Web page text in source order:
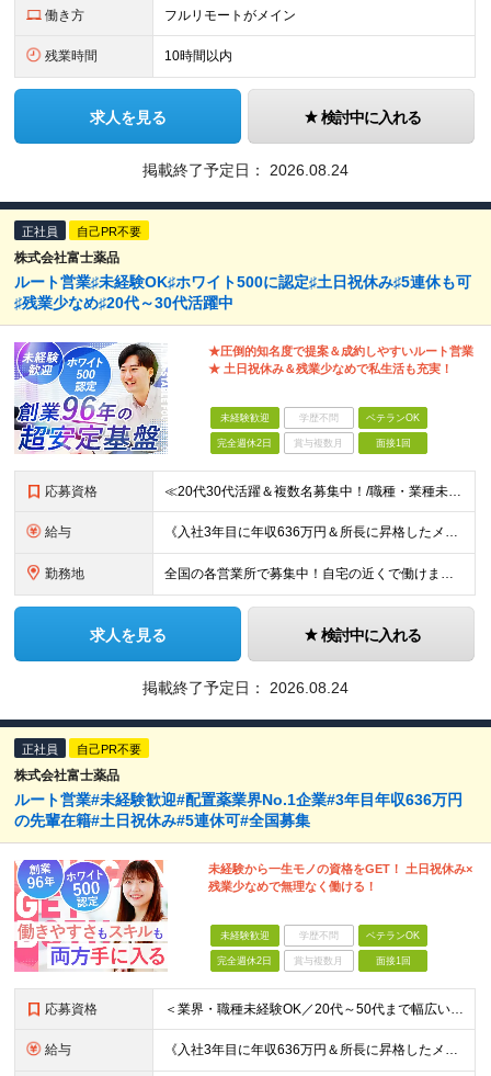
働き方 フルリモートがメイン
残業時間 10時間以内
求人を見る 検討中に入れる
掲載終了予定日： 2026.08.24
正社員 自己PR不要
株式会社富士薬品
ルート営業♯未経験OK♯ホワイト500に認定♯土日祝休み♯5連休も可
♯残業少なめ♯20代～30代活躍中
★圧倒的知名度で提案＆成約しやすいルート営業
★ 土日祝休み＆残業少なめで私生活も充実！
未経験歓迎 学歴不問 ベテランOK
完全週休2日 賞与複数月 面接1回
応募資格 ≪20代30代活躍＆複数名募集中！/職種・業種未経験大歓迎/第二新卒OK≫ ◎普通自動車免許（AT限定可）をお持ちの方 └お客様先へ訪問するため、問題なく運転ができる方を想定しています。 ◎高卒以上
給与 《入社3年目に年収636万円＆所長に昇格したメンバーも！》 ◆月給245,796円～269,205円+営業実績手当+諸手当 ※試用期間3ヶ月(待遇同一) ※固定残業代(22.5時間分/35,796円～
勤務地 全国の各営業所で募集中！自宅の近くで働けます。 ※住所は一部の営業所のみ載せています ★詳細は以下のリンクをご覧ください https://www.fujiyakuhin.co.jp/shop/eig
求人を見る 検討中に入れる
掲載終了予定日： 2026.08.24
正社員 自己PR不要
株式会社富士薬品
ルート営業#未経験歓迎#配置薬業界No.1企業#3年目年収636万円
の先輩在籍#土日祝休み#5連休可#全国募集
未経験から一生モノの資格をGET！ 土日祝休み×
残業少なめで無理なく働ける！
未経験歓迎 学歴不問 ベテランOK
完全週休2日 賞与複数月 面接1回
応募資格 ＜業界・職種未経験OK／20代～50代まで幅広い年齢層が活躍中＞ ■普通自動車免許（AT限定可）をお持ちの方 └お客様先へ訪問するため、問題なく運転ができる方を想定しています。 ■高卒以上 ■60歳未
給与 《入社3年目に年収636万円＆所長に昇格したメンバーも！》 ◆月給245,796円～269,205円+営業実績手当+諸手当 ※試用期間3ヶ月(待遇同一) ※固定残業代(22.5時間分/35,796円～